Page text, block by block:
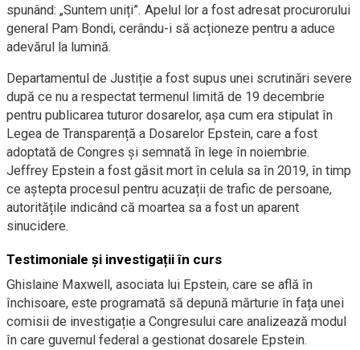
spunând: „Suntem uniți”. Apelul lor a fost adresat procurorului
general Pam Bondi, cerându-i să acționeze pentru a aduce
adevărul la lumină.
Departamentul de Justiție a fost supus unei scrutinări severe
după ce nu a respectat termenul limită de 19 decembrie
pentru publicarea tuturor dosarelor, așa cum era stipulat în
Legea de Transparență a Dosarelor Epstein, care a fost
adoptată de Congres și semnată în lege în noiembrie.
Jeffrey Epstein a fost găsit mort în celula sa în 2019, în timp
ce aștepta procesul pentru acuzații de trafic de persoane,
autoritățile indicând că moartea sa a fost un aparent
sinucidere.
Testimoniale și investigații în curs
Ghislaine Maxwell, asociata lui Epstein, care se află în
închisoare, este programată să depună mărturie în fața unei
comisii de investigație a Congresului care analizează modul
în care guvernul federal a gestionat dosarele Epstein.